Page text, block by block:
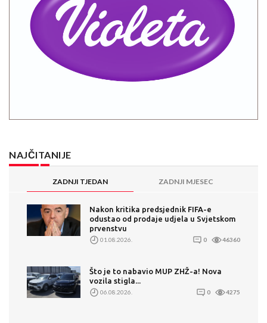
NAJČITANIJE
ZADNJI TJEDAN ZADNJI MJESEC
Nakon kritika predsjednik FIFA-e
odustao od prodaje udjela u Svjetskom
prvenstvu
01.08.2026. 0 46360
Što je to nabavio MUP ZHŽ-a! Nova
vozila stigla...
06.08.2026. 0 4275